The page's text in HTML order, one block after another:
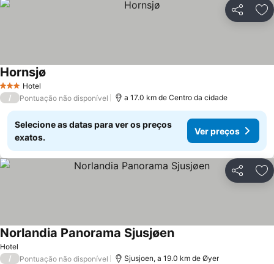
Partilhar
3 EstrelasHotel
Hornsjø
/ Pontuação não disponível a 17.0 km de Centro da cidade
Selecione as datas para ver os preços
exatos.
Ver preços
Partilhar
Hotel
Norlandia Panorama Sjusjøen
/ Pontuação não disponível Sjusjoen, a 19.0 km de Øyer